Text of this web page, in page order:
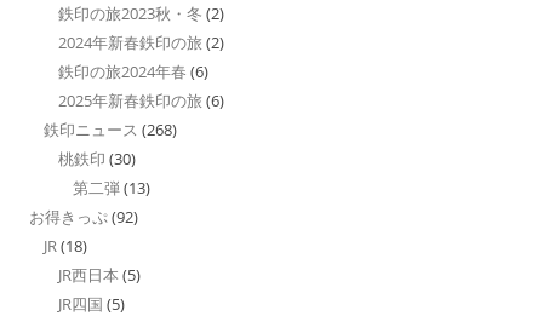
鉄印の旅2023秋・冬 (2)
2024年新春鉄印の旅 (2)
鉄印の旅2024年春 (6)
2025年新春鉄印の旅 (6)
鉄印ニュース (268)
桃鉄印 (30)
第二弾(13)
お得きっぷ(92)
JR (18)
JR西日本 (5)
JR四国 (5)